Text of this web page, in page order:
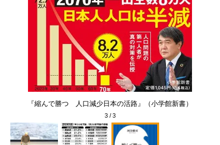
『縮んで勝つ 人口減少日本の活路』（小学館新書）
3/3